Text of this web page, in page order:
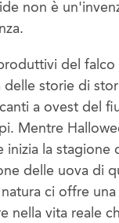
non è
del falco
delle storie di
a ovest del
Mentre
inizia la stagione
delle uova di
ci offre una
nella vita reale